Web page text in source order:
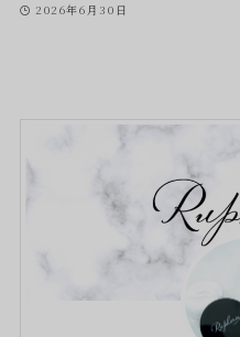
2026年6月30日